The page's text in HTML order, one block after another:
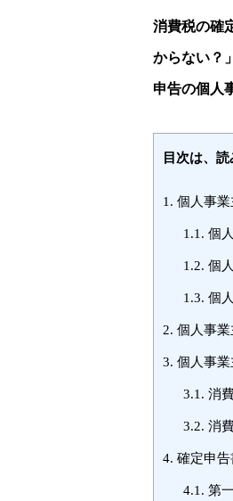
消費税の確
からない？
申告の個人
目次は、
1. 個人事
1.1. 個
1.2. 個
1.3. 個
2. 個人事業
3. 個人事
3.1. 消
3.2. 消
4. 確定申
4.1. 第